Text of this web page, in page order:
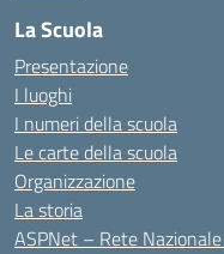
La Scuola
Presentazione
I luoghi
I numeri della scuola
Le carte della scuola
Organizzazione
La storia
ASPNet – Rete